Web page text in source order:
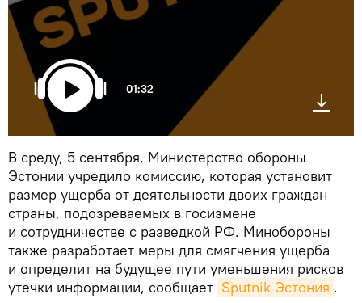
01:32
В среду, 5 сентября, Министерство обороны
Эстонии учредило комиссию, которая установит
размер ущерба от деятельности двоих граждан
страны, подозреваемых в госизмене
и сотрудничестве с разведкой РФ. Минобороны
также разработает меры для смягчения ущерба
и определит на будущее пути уменьшения рисков
утечки информации, сообщает Sputnik Эстония .